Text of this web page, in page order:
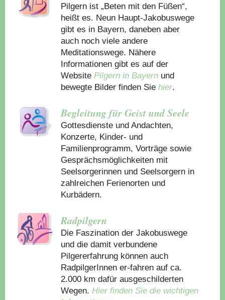
Pilgern ist „Beten mit den Füßen“,
heißt es. Neun Haupt-Jakobuswege
gibt es in Bayern, daneben aber
auch noch viele andere
Meditationswege. Nähere
Informationen gibt es auf der
WebsitePilgern in Bayern und
bewegte Bilder finden Sie hier.
Begleitung für Geist und Seele
Gottesdienste und Andachten,
Konzerte, Kinder- und
Familienprogramm, Vorträge sowie
Gesprächsmöglichkeiten mit
Seelsorgerinnen und Seelsorgern in
zahlreichen Ferienorten und
Kurbädern.
Radpilgern
Die Faszination der Jakobuswege
und die damit verbundene
Pilgererfahrung können auch
RadpilgerInnen er-fahren auf ca.
2.000 km dafür ausgeschilderten
Wegen.Hier finden Sie die wichtigen